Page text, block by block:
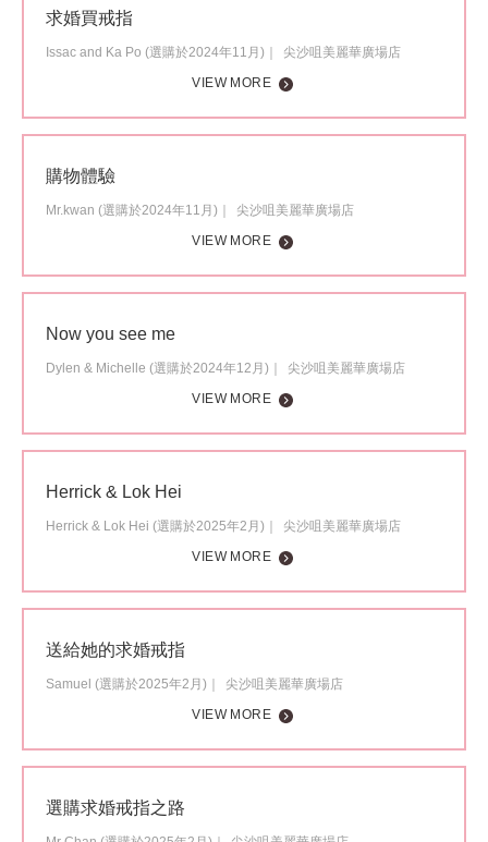
求婚買戒指
Issac and Ka Po (選購於2024年11月)
尖沙咀美麗華廣場店
VIEW MORE
購物體驗
Mr.kwan (選購於2024年11月)
尖沙咀美麗華廣場店
VIEW MORE
Now you see me
Dylen & Michelle (選購於2024年12月)
尖沙咀美麗華廣場店
VIEW MORE
Herrick & Lok Hei
Herrick & Lok Hei (選購於2025年2月)
尖沙咀美麗華廣場店
VIEW MORE
送給她的求婚戒指
Samuel (選購於2025年2月)
尖沙咀美麗華廣場店
VIEW MORE
選購求婚戒指之路